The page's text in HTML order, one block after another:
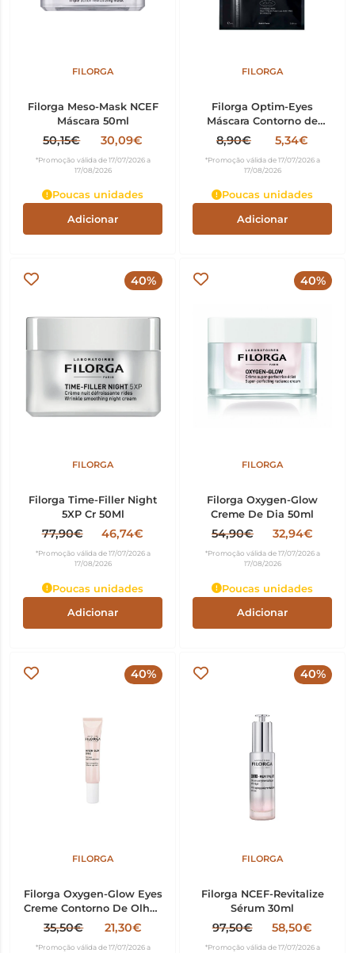
FILORGA
Filorga Meso-Mask NCEF
Máscara 50ml
50,15€ 30,09€
*Promoção válida de 17/07/2026 a
17/08/2026
Poucas unidades
Adicionar
FILORGA
Filorga Optim-Eyes
Máscara Contorno de
Olhos
Antienvelhecimento e
Iluminadora 6ml
8,90€ 5,34€
*Promoção válida de 17/07/2026 a
17/08/2026
Poucas unidades
Adicionar
40%
FILORGA
Filorga Time-Filler Night
5XP Cr 50Ml
77,90€ 46,74€
*Promoção válida de 17/07/2026 a
17/08/2026
Poucas unidades
Adicionar
40%
FILORGA
Filorga Oxygen-Glow
Creme De Dia 50ml
54,90€ 32,94€
*Promoção válida de 17/07/2026 a
17/08/2026
Poucas unidades
Adicionar
40%
FILORGA
Filorga Oxygen-Glow Eyes
Creme Contorno De Olhos
15ml
35,50€ 21,30€
*Promoção válida de 17/07/2026 a
40%
FILORGA
Filorga NCEF-Revitalize
Sérum 30ml
97,50€ 58,50€
*Promoção válida de 17/07/2026 a